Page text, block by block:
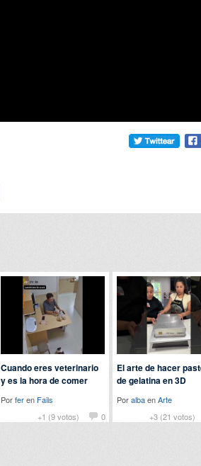
+1 (9 votos) 0
Cuando eres veterinario
y es la hora de comer
Porferen Fails
+3 (21 votos)
El arte de hacer
de gelatina en 3D
PoralbaenArte